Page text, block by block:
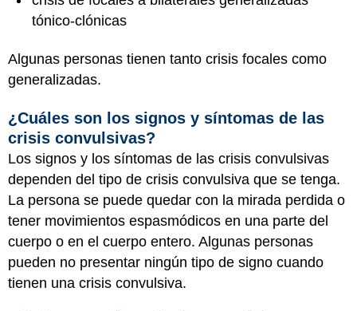
tónico-clónicas
Algunas personas tienen tanto crisis focales como
generalizadas.
¿Cuáles son los signos y síntomas de las
crisis convulsivas?
Los signos y los síntomas de las crisis convulsivas
dependen del tipo de crisis convulsiva que se tenga.
La persona se puede quedar con la mirada perdida o
tener movimientos espasmódicos en una parte del
cuerpo o en el cuerpo entero. Algunas personas
pueden no presentar ningún tipo de signo cuando
tienen una crisis convulsiva.